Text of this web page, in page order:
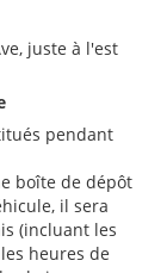
juste à l'est
pendant
boîte de dépôt
il sera
(incluant les
heures de